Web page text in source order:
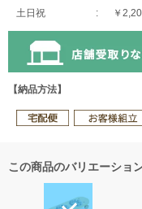
土日祝
￥
【納品方法】
この商品のバリエーショ